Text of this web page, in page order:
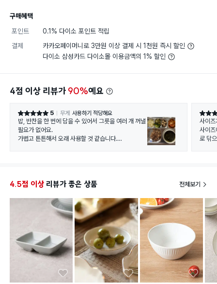
구매혜택
포인트
0.1% 다이소 포인트 적립
결제
카카오페이머니로 3만원 이상 결제 시 1천원 즉시 할인
다이소 삼성카드 다이소몰 이용금액의 1% 할인
4점 이상 리뷰가 90%예요
별점 5점 5 무게 사용하기 적당해요
밥, 반찬을 한 번에 담을 수 있어서 그릇을 여러 개 꺼낼
필요가 없어요.
가볍고 튼튼해서 오래 사용할 것 같습니다.
별점 5
사이
사이즈
로 닦
4.5점 이상 리뷰가 좋은 상품 전체보기